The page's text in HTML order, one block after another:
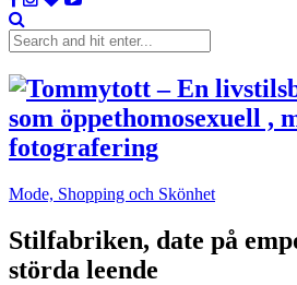
Mode, Shopping och Skönhet
Stilfabriken, date på
störda leende